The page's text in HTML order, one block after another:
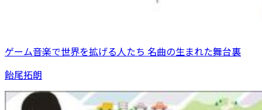
ゲーム音楽で世界を拡げる人たち 名曲の生まれた舞台裏
飴尾拓朗